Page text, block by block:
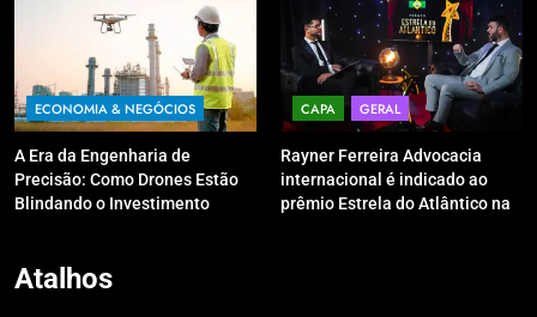
ECONOMIA & NEGÓCIOS
A Era da Engenharia de
Precisão: Como Drones Estão
Blindando o Investimento
CAPA GERAL
Rayner Ferreira Advocacia
internacional é indicado ao
prêmio Estrela do Atlântico na
Atalhos